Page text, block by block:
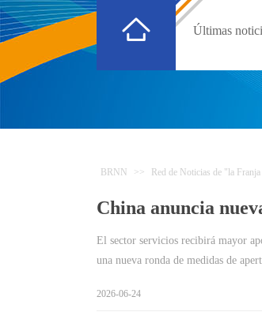
Últimas
BRNN >> Red de Noticias de "la
China anuncia
El sector servicios recibirá mayor
una nueva ronda de medidas de
2026-06-24